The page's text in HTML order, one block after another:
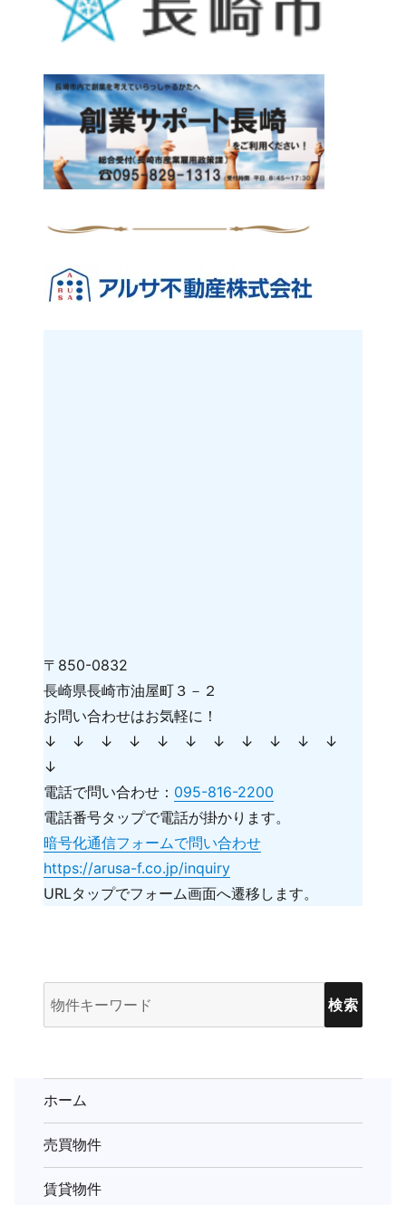
〒850-0832
長崎県長崎市油屋町３－２
お問い合わせはお気軽に！
↓ ↓ ↓ ↓ ↓ ↓ ↓ ↓ ↓ ↓ ↓
↓
電話で問い合わせ： 095-816-2200
電話番号タップで電話が掛かります。
暗号化通信フォームで問い合わせ
https://arusa-f.co.jp/inquiry
URLタップでフォーム画面へ遷移します。
(キ
ー
ワ
ー
ド)
ホーム
売買物件
賃貸物件